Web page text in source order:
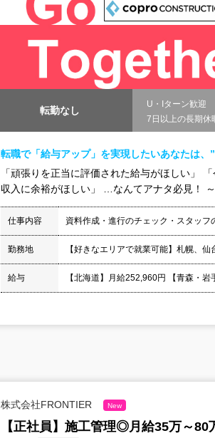
転勤なし
U・Iターン歓迎
7日以上の長期休
転職で「給与アップ」を実現したいあなたは、
「頑張りを正当に評価された給与がほしい」
収入に余裕がほしい」 …なんてアナタ必見！
仕事内容 資料作成・進行のチェック・スタッフ
勤務地 【好きなエリアで就業可能】札幌、
給与 【北海道】月給252,960円 【青森・
株式会社FRONTIER New
【正社員】施工管理◎月給35万～